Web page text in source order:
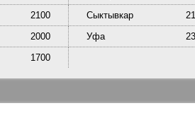
2100 Сыктывкар
2000 Уфа
1700